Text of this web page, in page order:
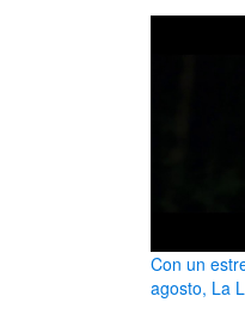
Con un
agosto, La